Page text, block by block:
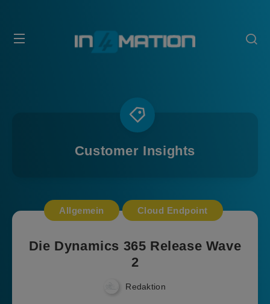
Customer Insights
Allgemein Cloud Endpoint
Die Dynamics 365 Release Wave
2
Redaktion